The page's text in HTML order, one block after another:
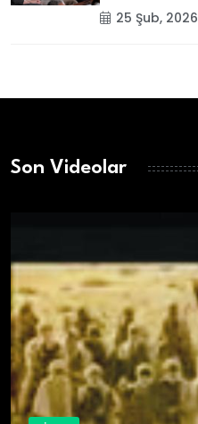
25 Şub, 2026
Son Videolar